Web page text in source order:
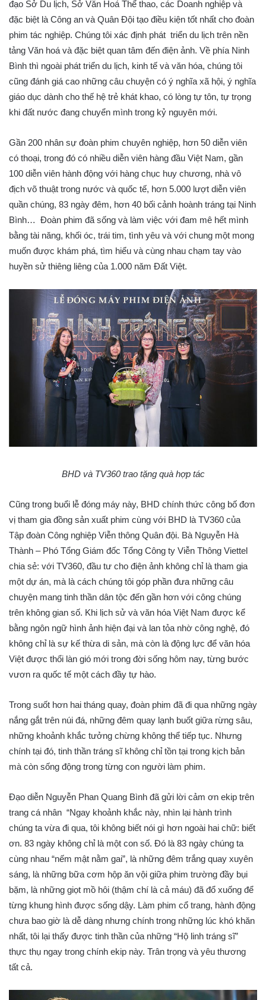
đạo Sở Du lịch, Sở Văn Hoá Thể thao, các Doanh nghiệp và
đặc biệt là Công an và Quân Đội tạo điều kiện tốt nhất cho đoàn
phim tác nghiệp. Chúng tôi xác định phát triển du lịch trên nền
tảng Văn hoá và đặc biệt quan tâm đến điện ảnh. Về phía Ninh
Bình thì ngoài phát triển du lịch, kinh tế và văn hóa, chúng tôi
cũng đánh giá cao những câu chuyện có ý nghĩa xã hội, ý nghĩa
giáo dục dành cho thế hệ trẻ khát khao, có lòng tự tôn, tự trọng
khi đất nước đang chuyển mình trong kỷ nguyên mới.
Gần 200 nhân sự đoàn phim chuyên nghiệp, hơn 50 diễn viên
có thoại, trong đó có nhiều diễn viên hàng đầu Việt Nam, gần
100 diễn viên hành động với hàng chục huy chương, nhà vô
địch võ thuật trong nước và quốc tế, hơn 5.000 lượt diễn viên
quần chúng, 83 ngày đêm, hơn 40 bối cảnh hoành tráng tại Ninh
Bình… Đoàn phim đã sống và làm việc với đam mê hết mình
bằng tài năng, khối óc, trái tim, tình yêu và với chung một mong
muốn được khám phá, tìm hiểu và cùng nhau chạm tay vào
huyền sử thiêng liêng của 1.000 năm Đất Việt.
BHD và TV360 trao tặng quà hợp tác
Cũng trong buổi lễ đóng máy này, BHD chính thức công bố đơn
vị tham gia đồng sản xuất phim cùng với BHD là TV360 của
Tập đoàn Công nghiệp Viễn thông Quân đội. Bà Nguyễn Hà
Thành – Phó Tổng Giám đốc Tổng Công ty Viễn Thông Viettel
chia sẻ: với TV360, đầu tư cho điện ảnh không chỉ là tham gia
một dự án, mà là cách chúng tôi góp phần đưa những câu
chuyện mang tinh thần dân tộc đến gần hơn với công chúng
trên không gian số. Khi lịch sử và văn hóa Việt Nam được kể
bằng ngôn ngữ hình ảnh hiện đại và lan tỏa nhờ công nghệ, đó
không chỉ là sự kế thừa di sản, mà còn là động lực để văn hóa
Việt được thổi làn gió mới trong đời sống hôm nay, từng bước
vươn ra quốc tế một cách đầy tự hào.
Trong suốt hơn hai tháng quay, đoàn phim đã đi qua những ngày
nắng gắt trên núi đá, những đêm quay lạnh buốt giữa rừng sâu,
những khoảnh khắc tưởng chừng không thể tiếp tục. Nhưng
chính tại đó, tinh thần tráng sĩ không chỉ tồn tại trong kịch bản
mà còn sống động trong từng con người làm phim.
Đạo diễn Nguyễn Phan Quang Bình đã gửi lời cảm ơn ekip trên
trang cá nhân “Ngay khoảnh khắc này, nhìn lại hành trình
chúng ta vừa đi qua, tôi không biết nói gì hơn ngoài hai chữ: biết
ơn. 83 ngày không chỉ là một con số. Đó là 83 ngày chúng ta
cùng nhau “nếm mật nằm gai”, là những đêm trắng quay xuyên
sáng, là những bữa cơm hộp ăn vội giữa phim trường đầy bụi
bặm, là những giọt mồ hôi (thậm chí là cả máu) đã đổ xuống để
từng khung hình được sống dậy. Làm phim cổ trang, hành động
chưa bao giờ là dễ dàng nhưng chính trong những lúc khó khăn
nhất, tôi lại thấy được tinh thần của những “Hộ linh tráng sĩ”
thực thụ ngay trong chính ekip này. Trân trọng và yêu thương
tất cả.